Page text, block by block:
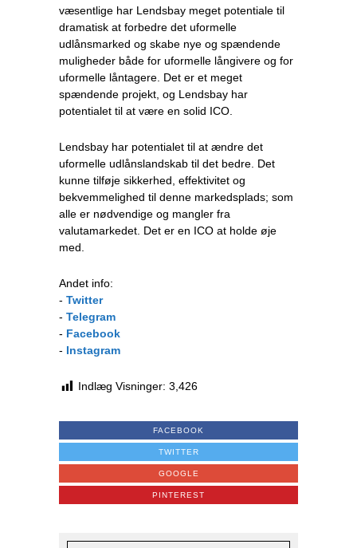
væsentlige har Lendsbay meget potentiale til
dramatisk at forbedre det uformelle
udlånsmarked og skabe nye og spændende
muligheder både for uformelle långivere og for
uformelle låntagere. Det er et meget
spændende projekt, og Lendsbay har
potentialet til at være en solid ICO.
Lendsbay har potentialet til at ændre det
uformelle udlånslandskab til det bedre. Det
kunne tilføje sikkerhed, effektivitet og
bekvemmelighed til denne markedsplads; som
alle er nødvendige og mangler fra
valutamarkedet. Det er en ICO at holde øje
med.
Andet info:
- Twitter
- Telegram
- Facebook
- Instagram
Indlæg Visninger: 3,426
FACEBOOK
TWITTER
GOOGLE
PINTEREST